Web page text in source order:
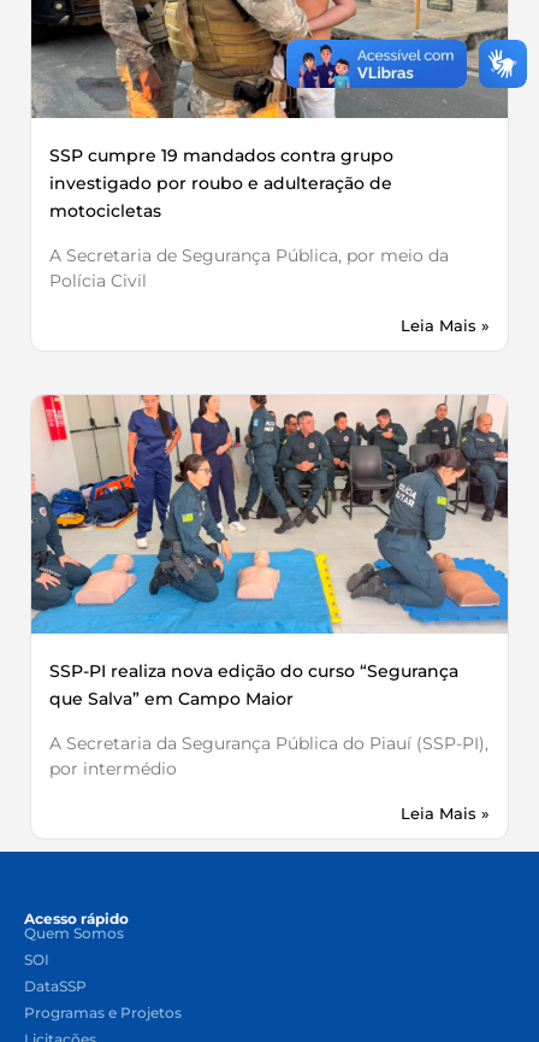
SSP cumpre 19 mandados contra grupo
investigado por roubo e adulteração de
motocicletas
A Secretaria de Segurança Pública, por meio da
Polícia Civil
Leia Mais »
SSP-PI realiza nova edição do curso “Segurança
que Salva” em Campo Maior
A Secretaria da Segurança Pública do Piauí (SSP-PI),
por intermédio
Leia Mais »
Acesso rápido
Quem Somos
SOI
DataSSP
Programas e Projetos